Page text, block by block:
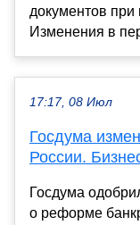
документов
Изменения в
17:17, 08 Июл
Госдума
России.
Госдума
о реформе